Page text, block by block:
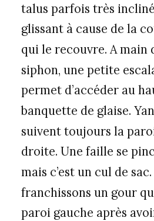
talus parfois très
glissant à cause de la
qui le recouvre. A main
siphon, une petite
permet d’accéder au
banquette de glaise.
suivent toujours la
droite. Une faille se
mais c’est un cul de
franchissons un gour
paroi gauche après